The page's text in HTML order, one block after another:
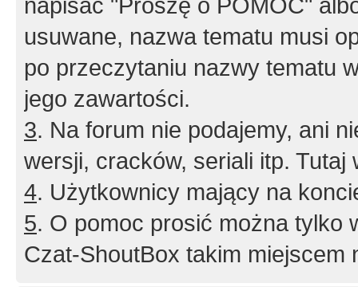
usuwane, nazwa tematu musi
po przeczytaniu nazwy tematu
jego zawartości.
3. Na forum nie podajemy, ani
wersji, cracków, seriali itp. Tutaj
4. Użytkownicy mający na
5. O pomoc prosić można tylko
Czat-ShoutBox takim miejscem